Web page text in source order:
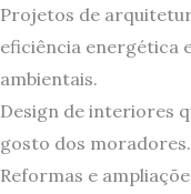
Projetos de
eficiência energética
ambientais.
Design de interiores
gosto dos moradores.
Reformas e